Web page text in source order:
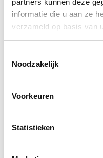
informatie die u aan ze
verzameld op basis van
Noodzakelijk
Voorkeuren
Statistieken
bescherming tegen
het lichtgewicht
gemakkelijk
dag door dragen.
kunnen
langdurige warmte
(Responsible Down
normen. Een